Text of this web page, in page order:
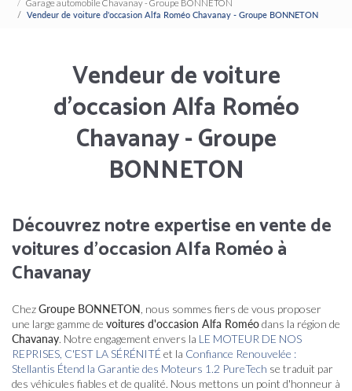
Garage automobile Chavanay - Groupe BONNETON
Vendeur de voiture d'occasion Alfa Roméo Chavanay - Groupe BONNETON
Vendeur de voiture
d'occasion Alfa Roméo
Chavanay - Groupe
BONNETON
Découvrez notre expertise en vente de
voitures d'occasion Alfa Roméo à
Chavanay
ChezGroupe BONNETON , nous sommes fiers de vous proposer
une large gamme de voitures d'occasion Alfa Roméodans la région de
Chavanay. Notre engagement envers la LE MOTEUR DE NOS
REPRISES, C'EST LA SÉRÉNITÉ et la Confiance Renouvelée :
Stellantis Étend la Garantie des Moteurs 1.2 PureTech se traduit par
des véhicules fiables et de qualité. Nous mettons un point d'honneur à